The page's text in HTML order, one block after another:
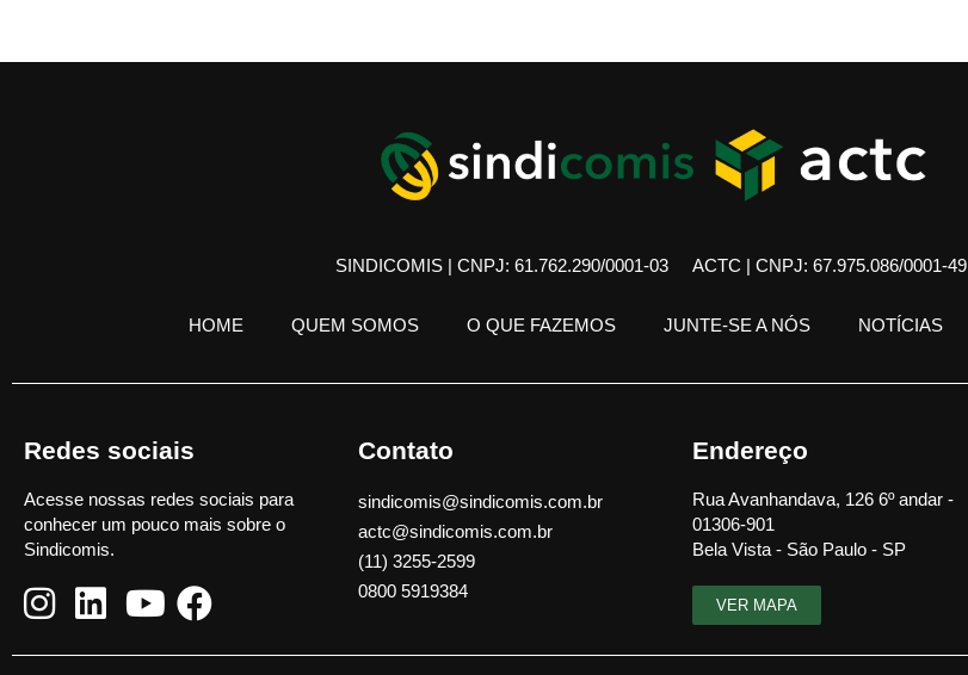
SINDICOMIS | CNPJ: 61.762.290/0001-03 ACTC | CNPJ: 67.975.086/0001-49
HOME QUEM SOMOS O QUE FAZEMOS JUNTE-SE A NÓS NOTÍCIAS
Redes sociais
Acesse nossas redes sociais para
conhecer um pouco mais sobre o
Sindicomis.
Contato
sindicomis@sindicomis.com.br
actc@sindicomis.com.br
(11) 3255-2599
0800 5919384
Endereço
Rua Avanhandava, 126 6º andar -
01306-901
Bela Vista - São Paulo - SP
VER MAPA